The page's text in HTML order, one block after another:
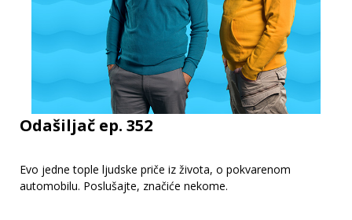
Odašiljač ep. 352
Evo jedne tople ljudske priče iz života, o pokvarenom
automobilu. Poslušajte, značiće nekome.